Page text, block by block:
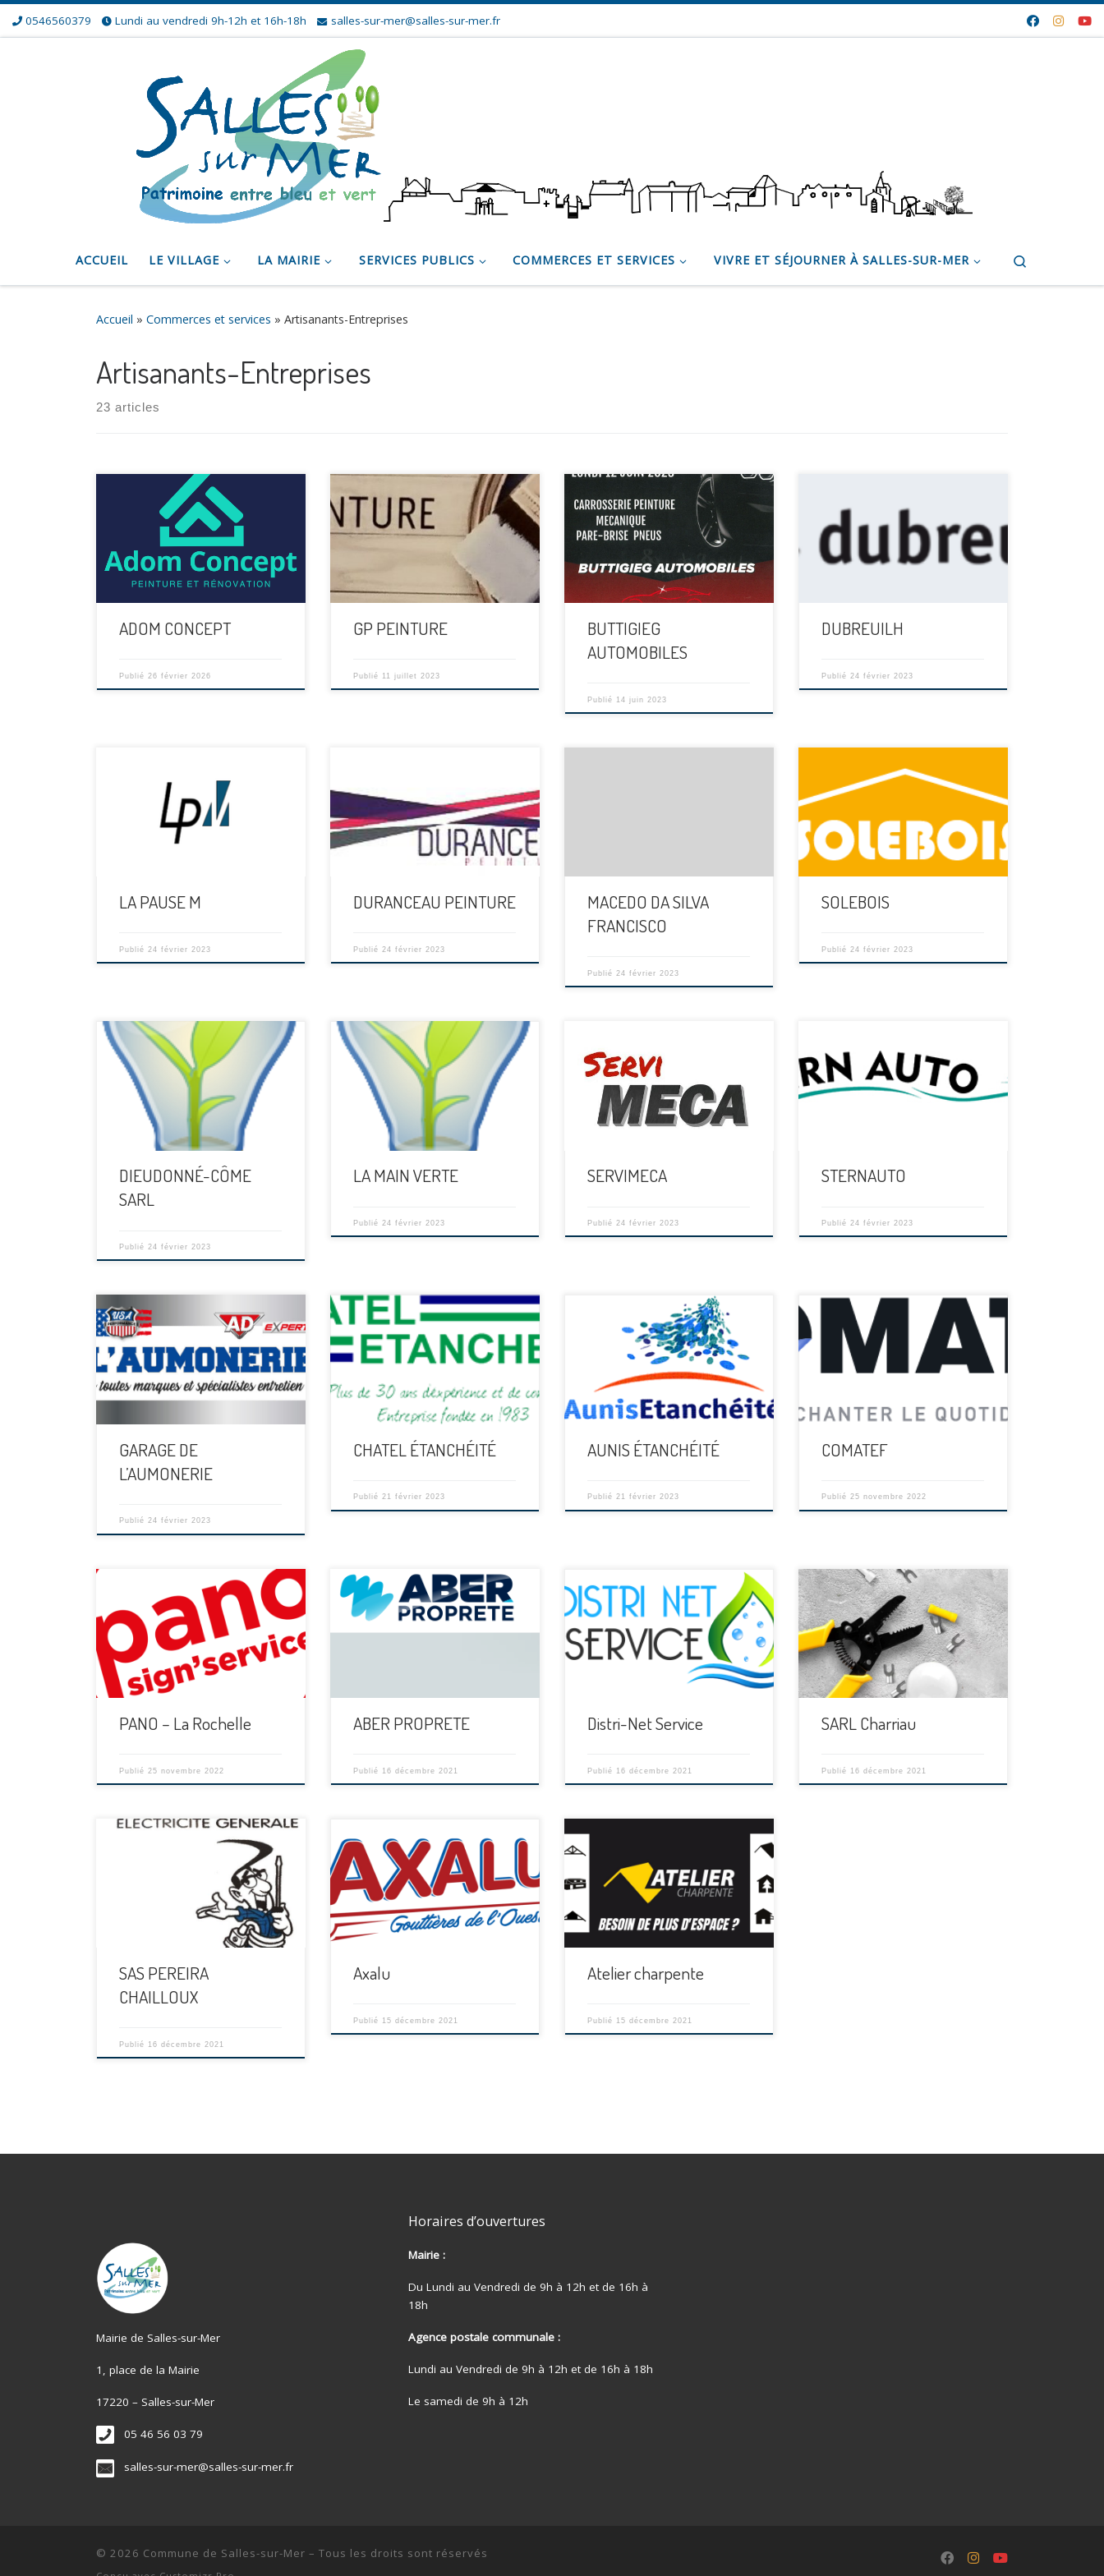
Skip to content
0546560379 Lundi au vendredi 9h-12h et 16h-18h salles-sur-mer@salles-sur-mer.fr
ACCUEIL LE VILLAGE LA MAIRIE SERVICES PUBLICS COMMERCES ET SERVICES VIVRE ET SÉJOURNER À SALLES-SUR-MER
Accueil » Commerces et services » Artisanants-Entreprises
Artisanants-Entreprises
23 articles
ADOM CONCEPT
Publié 26 février 2026
[…]
GP PEINTURE
Publié 11 juillet 2023
[…]
BUTTIGIEG
AUTOMOBILES
Publié 14 juin 2023
[…]
DUBREUILH
Publié 24 février 2023
LA PAUSE M
Publié 24 février 2023
DURANCEAU PEINTURE
Publié 24 février 2023
MACEDO DA SILVA
FRANCISCO
Publié 24 février 2023
SOLEBOIS
Publié 24 février 2023
DIEUDONNÉ-CÔME
SARL
Publié24 février 2023
LA MAIN VERTE
Publié24 février 2023
SERVIMECA
Publié24 février 2023
[…]
STERNAUTO
Publié24 février 2023
[…]
GARAGE DE
L’AUMONERIE
Publié24 février 2023
[…]
CHATEL ÉTANCHÉITÉ
Publié21 février 2023
AUNIS ÉTANCHÉITÉ
Publié21 février 2023
COMATEF
Publié25 novembre 2022
PANO – La Rochelle
Publié 25 novembre 2022
[…]
ABER PROPRETE
Publié 16 décembre 2021
[…]
Distri-Net Service
Publié 16 décembre 2021
[…]
SARL Charriau
Publié 16 décembre 2021
SAS PEREIRA
CHAILLOUX
Publié 16 décembre 2021
[…]
Axalu
Publié 15 décembre 2021
[…]
Atelier charpente
Publié 15 décembre 2021
Mairie de Salles-sur-Mer
1, place de la Mairie
17220 – Salles-sur-Mer
05 46 56 03 79
salles-sur-mer@salles-sur-mer.fr
Horaires d’ouvertures
Mairie :
Du Lundi au Vendredi de 9h à 12h et de 16h à
18h
Agence postale communale :
Lundi au Vendredi de 9h à 12h et de 16h à 18h
Le samedi de 9h à 12h
© 2026 Commune de Salles-sur-Mer – Tous les droits sont réservés